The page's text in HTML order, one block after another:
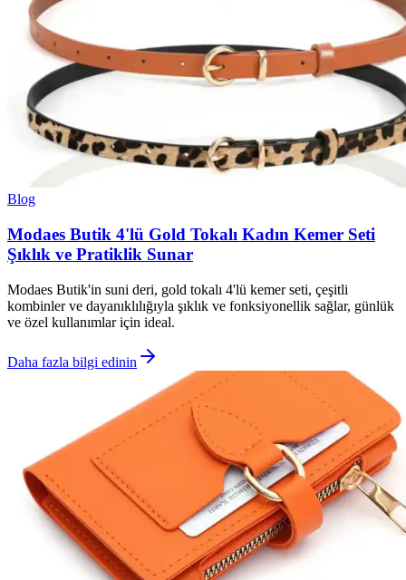
Blog
Modaes Butik 4'lü Gold Tokalı Kadın Kemer Seti
Şıklık ve Pratiklik Sunar
Modaes Butik'in suni deri, gold tokalı 4'lü kemer seti, çeşitli
kombinler ve dayanıklılığıyla şıklık ve fonksiyonellik sağlar, günlük
ve özel kullanımlar için ideal.
Daha fazla bilgi edinin